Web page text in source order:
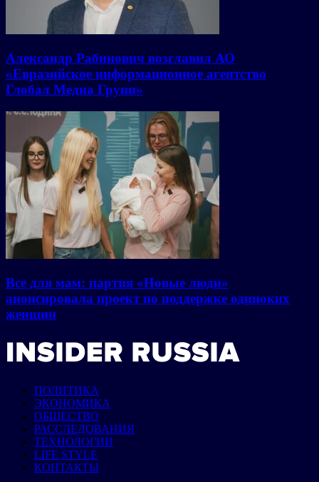
Александр Рабинович возглавил АО
«Евразийское информационное агентство
Глобал Медиа Групп»
Все для мам: партия «Новые люди»
анонсировала проект по поддержке одиноких
женщин
ПОЛИТИКА
ЭКОНОМИКА
ОБЩЕСТВО
РАССЛЕДОВАНИЯ
ТЕХНОЛОГИИ
LIFE STYLE
КОНТАКТЫ